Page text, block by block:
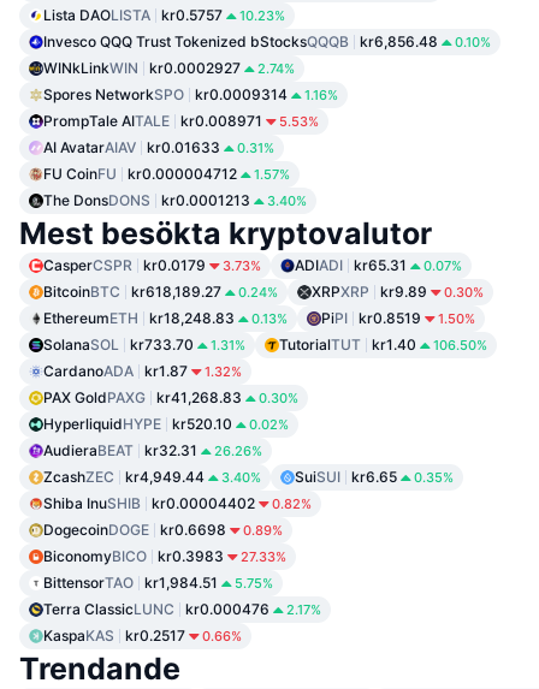
Lista DAOLISTA kr0.5757 10.23%
Invesco QQQ Trust Tokenized bStocksQQQB kr6,856.48 0.10%
WINkLinkWIN kr0.0002927 2.74%
Spores NetworkSPO kr0.0009314 1.16%
PrompTale AITALE kr0.008971 5.53%
AI AvatarAIAV kr0.01633 0.31%
FU CoinFU kr0.000004712 1.57%
The DonsDONS kr0.0001213 3.40%
Mest besökta kryptovalutor
CasperCSPR kr0.0179 3.73% ADIADI kr65.31 0.07%
BitcoinBTC kr618,189.27 0.24% XRPXRP kr9.89 0.30%
EthereumETH kr18,248.83 0.13% PiPI kr0.8519 1.50%
SolanaSOL kr733.70 1.31% TutorialTUT kr1.40 106.50%
CardanoADA kr1.87 1.32%
PAX GoldPAXG kr41,268.83 0.30%
HyperliquidHYPE kr520.10 0.02%
AudieraBEAT kr32.31 26.26%
ZcashZEC kr4,949.44 3.40% SuiSUI kr6.65 0.35%
Shiba InuSHIB kr0.00004402 0.82%
DogecoinDOGE kr0.6698 0.89%
BiconomyBICO kr0.3983 27.33%
BittensorTAO kr1,984.51 5.75%
Terra ClassicLUNC kr0.000476 2.17%
KaspaKAS kr0.2517 0.66%
Trendande